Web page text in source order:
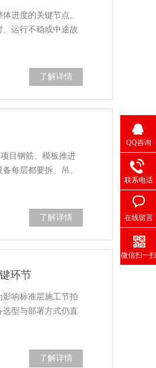
进度的关键节点。
运行不稳或中途故
了解详情
目钢筋、模板推进
每层都要拆、吊、
了解详情
环节
响标准层施工节拍
型与部署方式仍直
了解详情
QQ咨询
联系电话
在线留言
微信扫一扫